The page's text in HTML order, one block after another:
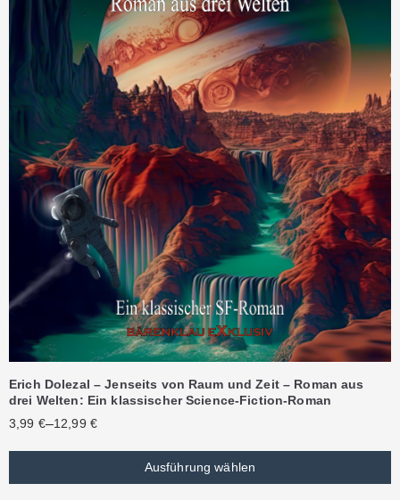
Erich Dolezal – Jenseits von Raum und Zeit – Roman aus
drei Welten: Ein klassischer Science-Fiction-Roman
3,99 €–12,99 €
Ausführung wählen